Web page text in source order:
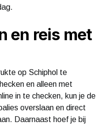
en reis met
op Schiphol te
en alleen met
in te checken, kun je de
overslaan en direct
Daarnaast hoef je bij